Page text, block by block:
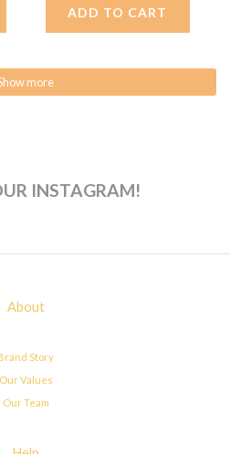
ADD TO CART
more
INSTAGRAM!
About
Story
Our Values
Our Team